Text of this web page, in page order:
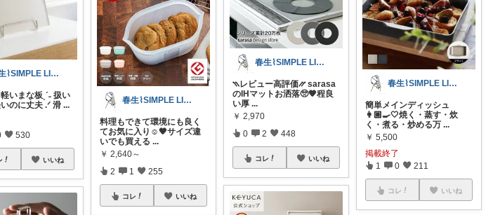
春生⌇SIMPLE LIFE⌇
軽いまな板ˎˊ˗ 扱い
のに丈夫 .ᐟ 滑 ...
530
いいね
春生⌇SIMPLE LIFE⌇
料理もできて環境にも良く
てお気に入り☺️🧡サイズ違
いでも買える ...
￥ 2,640～
2 1 255
コレ いいね
春生⌇SIMPLE LIFE⌇
⳹レビュー高評価⳼ sarasa
のIHマットお洒落🥺🧡程良
い厚 ...
￥ 2,970
0 2 448
コレ いいね
春生⌇SIMPLE LIFE⌇
簡単メインディッシュ
👩🏼‍🍳🤍焼く・蒸す・炊
く・煮る・炒める万 ...
￥ 5,500
掲載終了
1 0 211
コレ いいね